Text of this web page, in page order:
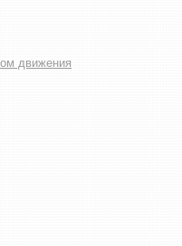
движения